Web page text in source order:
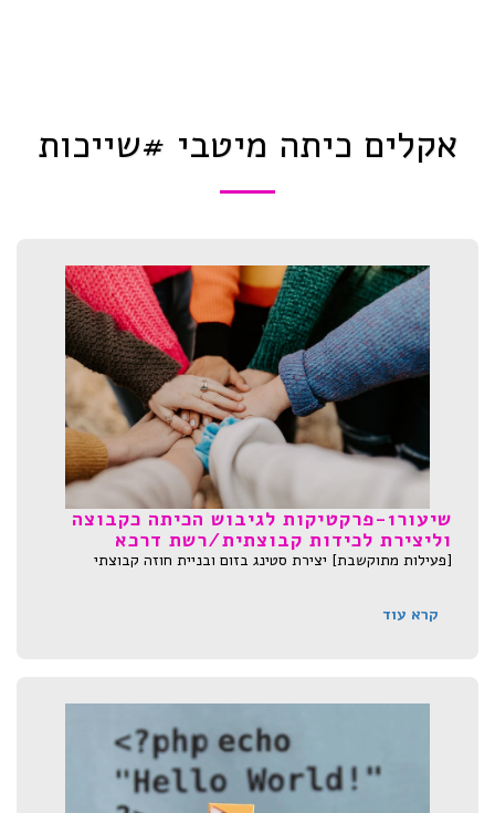
אקלים כיתה מיטבי #שייכות
שיעור1-פרקטיקות לגיבוש הכיתה כקבוצה
וליצירת לכידות קבוצתית/רשת דרכא
[פעילות מתוקשבת] יצירת סטינג בזום ובניית חוזה קבוצתי
קרא עוד